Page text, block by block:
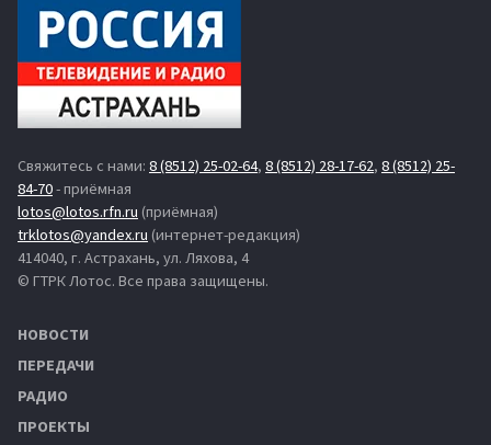
Свяжитесь с нами: 8 (8512) 25-02-64, 8 (8512) 28-17-62, 8 (8512) 25-
84-70- приёмная
lotos@lotos.rfn.ru (приёмная)
trklotos@yandex.ru (интернет-редакция)
414040, г. Астрахань, ул. Ляхова, 4
© ГТРК Лотос. Все права защищены.
НОВОСТИ
ПЕРЕДАЧИ
РАДИО
ПРОЕКТЫ